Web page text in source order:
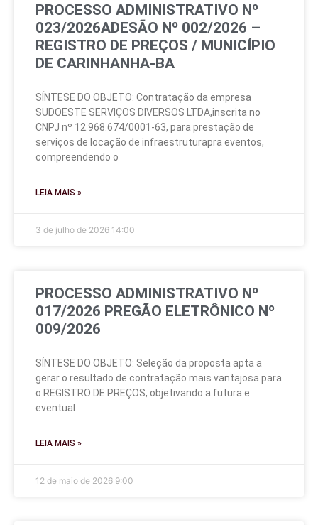
PROCESSO ADMINISTRATIVO Nº
023/2026ADESÃO Nº 002/2026 –
REGISTRO DE PREÇOS / MUNICÍPIO
DE CARINHANHA-BA
SÍNTESE DO OBJETO: Contratação da empresa
SUDOESTE SERVIÇOS DIVERSOS LTDA,inscrita no
CNPJ nº 12.968.674/0001-63, para prestação de
serviços de locação de infraestruturapra eventos,
compreendendo o
LEIA MAIS »
3 de julho de 2026 14:00
PROCESSO ADMINISTRATIVO Nº
017/2026 PREGÃO ELETRÔNICO Nº
009/2026
SÍNTESE DO OBJETO: Seleção da proposta apta a
gerar o resultado de contratação mais vantajosa para
o REGISTRO DE PREÇOS, objetivando a futura e
eventual
LEIA MAIS »
12 de maio de 2026 9:00